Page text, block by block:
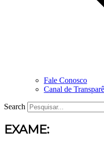
Fale Conosco
Canal de
Search
EXAME: